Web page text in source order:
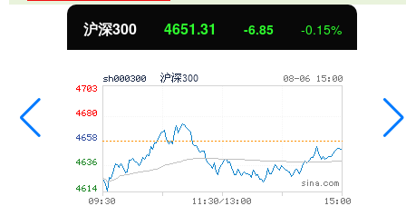
沪深300 4651.31 -6.85 -0.15%